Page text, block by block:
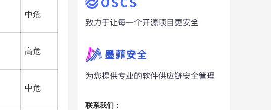
中危
高危
中危
联系我们：